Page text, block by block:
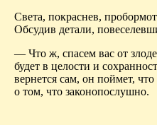
Света, покраснев,
Обсудив детали,
— Что ж, спасем вас от
будет в целости и
вернется сам, он поймет,
о том, что законопослушно.